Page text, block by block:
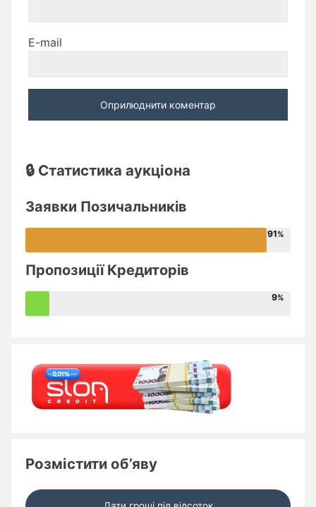
E-mail
🔒 Статистика аукціона
Заявки Позичальників
91
Пропозиції Кредиторів
9
Розмістити об’яву